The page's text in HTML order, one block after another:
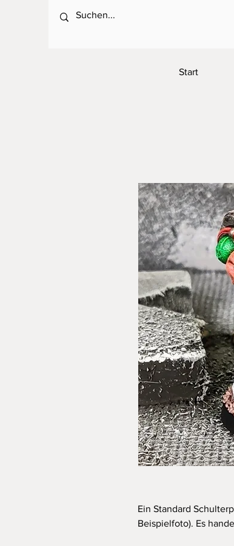
Start
Ein Standard
Beispielfoto). Es